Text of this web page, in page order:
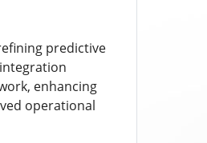
predictive
enhancing
operational